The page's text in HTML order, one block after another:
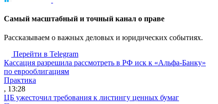
Cамый масштабный и точный канал о праве
Рассказываем о важных деловых и юридических событиях.
Перейти в Telegram
Кассация разрешила рассмотреть в РФ иск к «Альфа-Банку»
по еврооблигациям
Практика
, 13:28
ЦБ ужесточил требования к листингу ценных бумаг